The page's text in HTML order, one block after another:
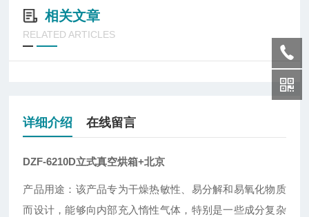
相关文章
RELATED ARTICLES
详细介绍 在线留言
DZF-6210D立式真空烘箱+北京
产品用途：该产品专为干燥热敏性、易分解和易氧化物质
而设计，能够向内部充入惰性气体，特别是一些成分复杂